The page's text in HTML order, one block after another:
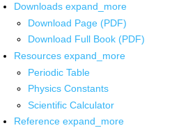
Downloads expand_more
Download Page (PDF)
Download Full Book (PDF)
Resources expand_more
Periodic Table
Physics Constants
Scientific Calculator
Reference expand_more